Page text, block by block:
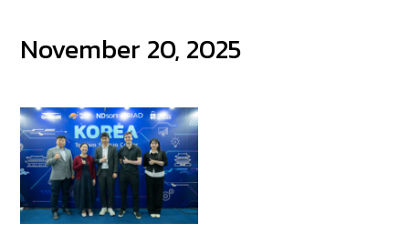
November 20, 2025